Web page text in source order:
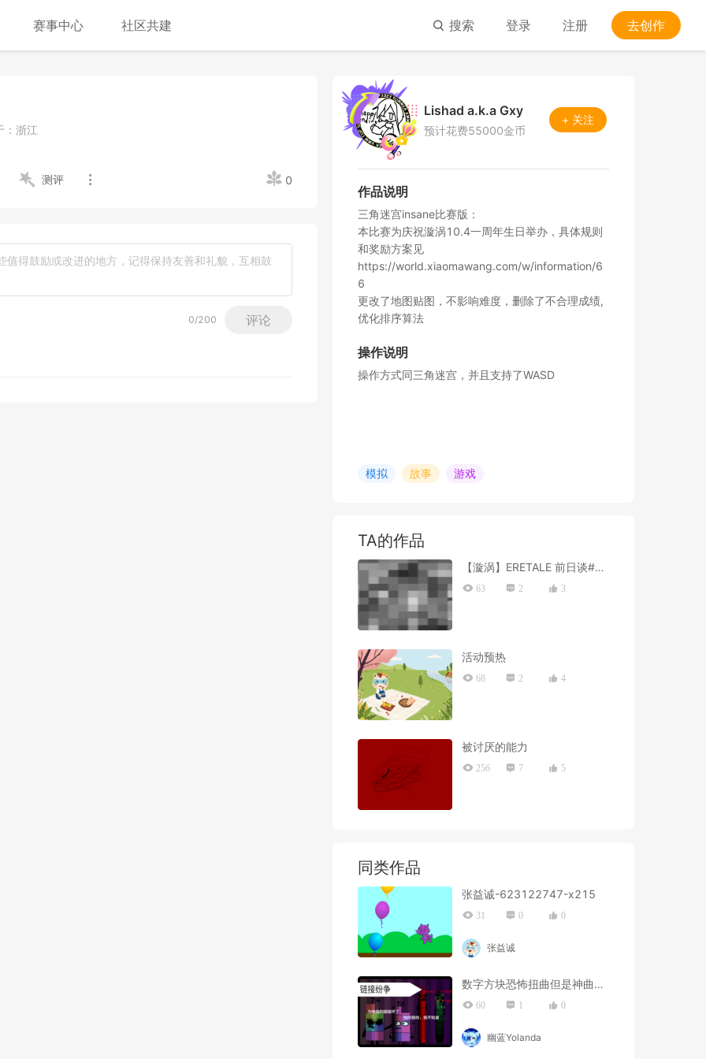
赛事中心 社区共建 搜索 登录 注册 去创作
浙江
测评 0
0/200 评论
Lishad a.k.a Gxy
预计花费55000金币
+ 关注
作品说明
三角迷宫insane比赛版：
本比赛为庆祝漩涡10.4一周年生日举办，具体规则
和奖励方案见
https://world.xiaomawang.com/w/information/6
6
更改了地图贴图，不影响难度，删除了不合理成绩,
优化排序算法
操作说明
操作方式同三角迷宫，并且支持了WASD
模拟 故事 游戏
TA的作品
【漩涡】ERETALE 前日谈#1 - 解析记录
63 2 3
活动预热
68 2 4
被讨厌的能力
256 7 5
同类作品
张益诚-623122747-x215
31 0 0
张益诚
数字方块恐怖扭曲但是神曲7.1-8
60 1 0
幽蓝Yolanda